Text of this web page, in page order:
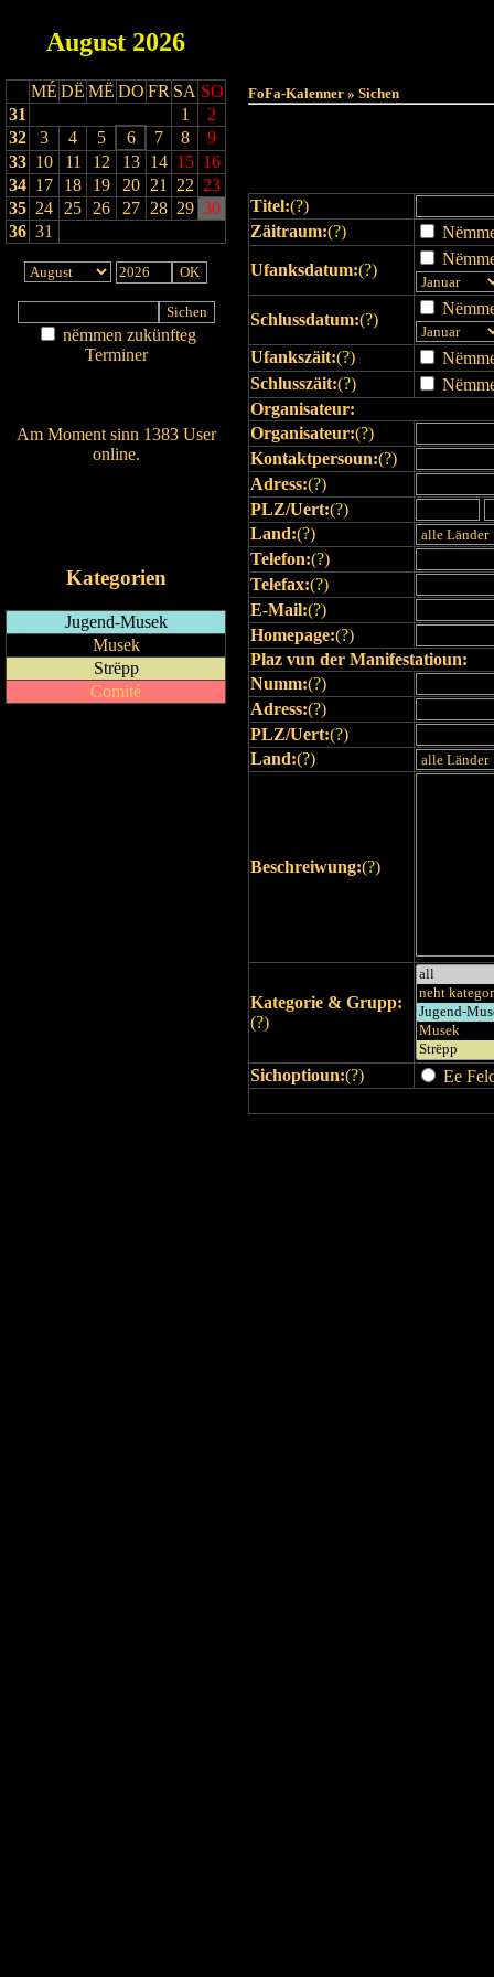
August 2026
MÉ DË MË DO FR SA SO
31
1
2
32
3 4 5 6 7 8
9
33 10 11 12 13 14 15 16
34 17 18 19 20 21 22 23
35 24 25 26 27 28 29 30
36 31
nëmmen zukünfteg
Terminer
Am Moment sinn 1383 User
online.
Kategorien
Jugend-Musek
Musek
Strëpp
Comité
FoFa-Kalenner » Sichen
Titel:(?)
Zäitraum:(?)
Ufanksdatum:(?)
Schlussdatum:(?)
Ufankszäit:(?)
Schlusszäit:(?)
Organisateur:
Organisateur:(?)
Kontaktpersoun:(?)
Adress:(?)
PLZ/Uert:(?)
Land:(?)
Telefon:(?)
Telefax:(?)
E-Mail:(?)
Homepage:(?)
Plaz vun der Manifestatioun:
Numm:(?)
Adress:(?)
PLZ/Uert:(?)
Land:(?)
Beschreiwung:(?)
Kategorie & Grupp:
(?)
Sichoptioun:(?) Ee